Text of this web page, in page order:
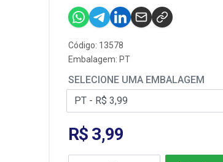
Código: 13578
Embalagem: PT
SELECIONE UMA EMBALAGEM
R$ 3,99